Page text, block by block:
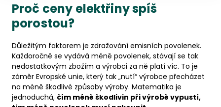
Proč ceny elektřiny spíš
porostou?
Důležitým faktorem je zdražování emisních povolenek.
Každoročně se vydává méně povolenek, stávají se tak
nedostatkovým zbožím a výrobci za ně platí víc. To je
záměr Evropské unie, který tak „nutí“ výrobce přecházet
na méně škodlivé způsoby výroby. Matematika je
jednoduchá, čím méně škodlivin při výrobě vypustí,